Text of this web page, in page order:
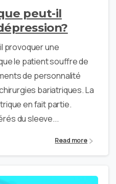
peut-il
provoquer une
le patient souffre de
de personnalité
bariatriques. La
en fait partie.
du sleeve...
Read more